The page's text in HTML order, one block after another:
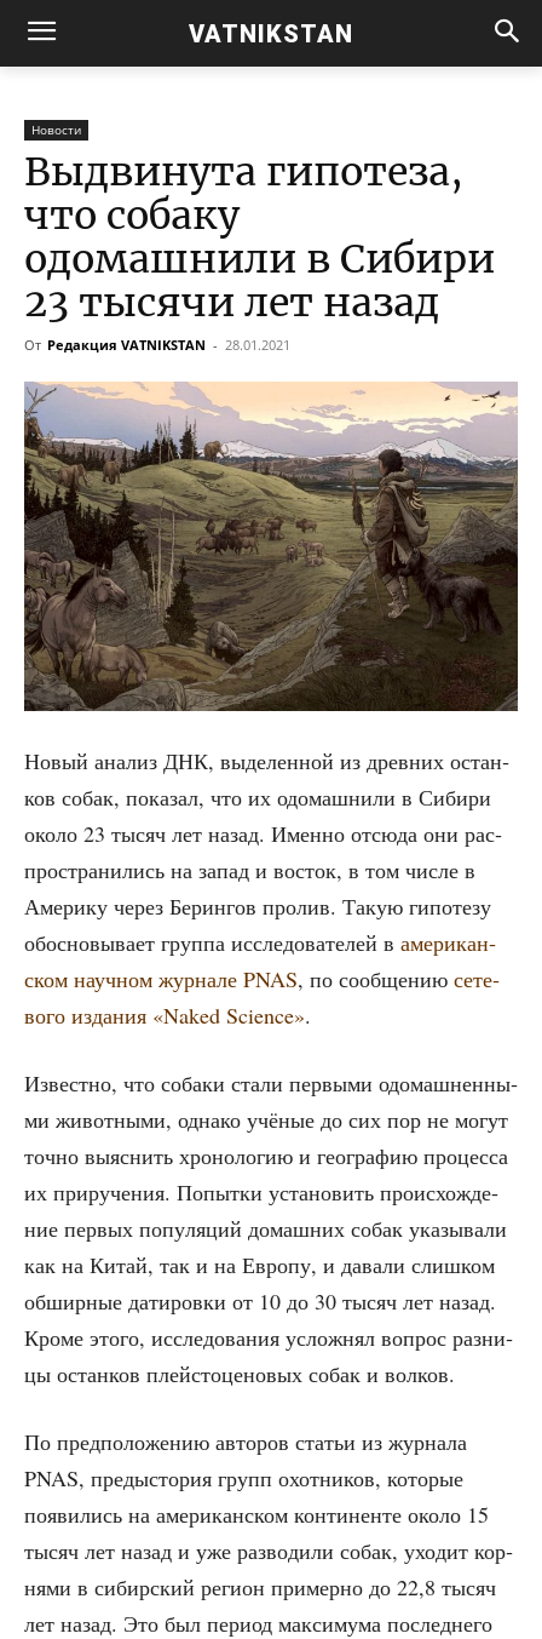
VATNIKSTAN
Новости
Выдвинута гипотеза,
что собаку
одомашнили в Сибири
23 тысячи лет назад
От Редакция VATNIKSTAN - 28.01.2021
Новый ана­лиз ДНК, выде­лен­ной из древ­них остан­
ков собак, пока­зал, что их одо­маш­ни­ли в Сиби­ри
око­ло 23 тысяч лет назад. Имен­но отсю­да они рас­
про­стра­ни­лись на запад и восток, в том чис­ле в
Аме­ри­ку через Берин­гов про­лив. Такую гипо­те­зу
обос­но­вы­ва­ет груп­па иссле­до­ва­те­лей в аме­ри­кан­
ском науч­ном жур­на­ле PNAS, по сооб­ще­нию сете­
во­го изда­ния «Naked Science».
Извест­но, что соба­ки ста­ли пер­вы­ми одо­маш­нен­ны­
ми живот­ны­ми, одна­ко учё­ные до сих пор не могут
точ­но выяс­нить хро­но­ло­гию и гео­гра­фию про­цес­са
их при­ру­че­ния. Попыт­ки уста­но­вить про­ис­хож­де­
ние пер­вых попу­ля­ций домаш­них собак ука­зы­ва­ли
как на Китай, так и на Евро­пу, и дава­ли слиш­ком
обшир­ные дати­ров­ки от 10 до 30 тысяч лет назад.
Кро­ме это­го, иссле­до­ва­ния услож­нял вопрос раз­ни­
цы остан­ков плей­сто­це­но­вых собак и волков.
По пред­по­ло­же­нию авто­ров ста­тьи из жур­на­ла
PNAS, предыс­то­рия групп охот­ни­ков, кото­рые
появи­лись на аме­ри­кан­ском кон­ти­нен­те око­ло 15
тысяч лет назад и уже раз­во­ди­ли собак, ухо­дит кор­
ня­ми в сибир­ский реги­он при­мер­но до 22,8 тысяч
лет назад. Это был пери­од мак­си­му­ма послед­не­го